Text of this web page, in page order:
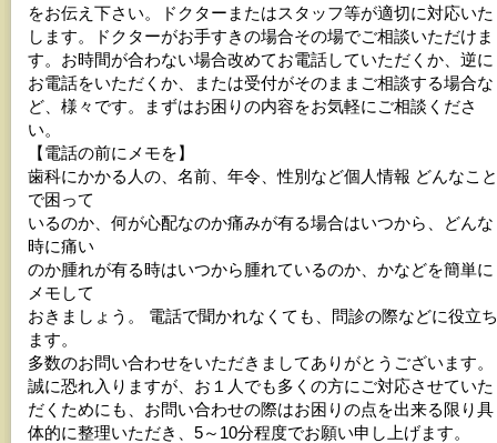
をお伝え下さい。ドクターまたはスタッフ等が適切に対応いた
します。ドクターがお手すきの場合その場でご相談いただけま
す。お時間が合わない場合改めてお電話していただくか、逆に
お電話をいただくか、または受付がそのままご相談する場合な
ど、様々です。まずはお困りの内容をお気軽にご相談くださ
い。
【電話の前にメモを】
歯科にかかる人の、名前、年令、性別など個人情報 どんなこと
で困って
いるのか、何が心配なのか痛みが有る場合はいつから、どんな
時に痛い
のか腫れが有る時はいつから腫れているのか、かなどを簡単に
メモして
おきましょう。 電話で聞かれなくても、問診の際などに役立ち
ます。
多数のお問い合わせをいただきましてありがとうございます。
誠に恐れ入りますが、お１人でも多くの方にご対応させていた
だくためにも、お問い合わせの際はお困りの点を出来る限り具
体的に整理いただき、5～10分程度でお願い申し上げます。